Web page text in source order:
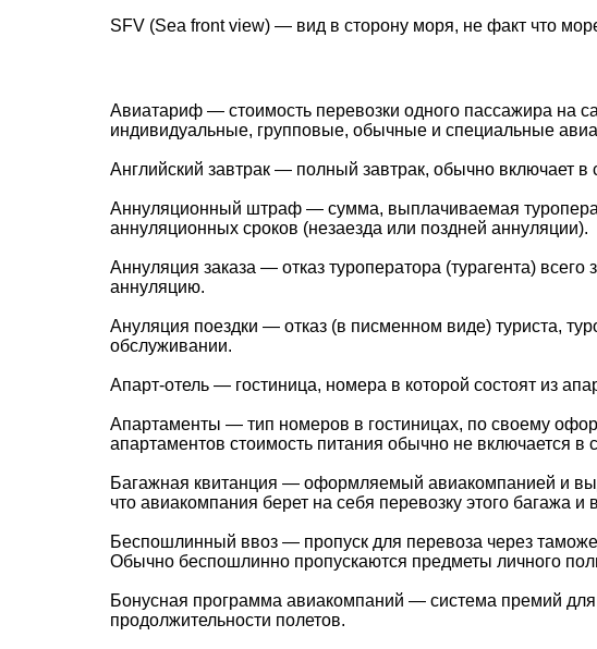
SFV (Sea front view) — вид в сторону моря, не факт что
Авиатариф — стоимость перевозки одного пассажира на
индивидуальные, групповые, обычные и специальные
Английский завтрак — полный завтрак, обычно включает
Аннуляционный штраф — сумма, выплачиваемая
аннуляционных сроков (незаезда или поздней аннуляции).
Аннуляция заказа — отказ туроператора (турагента)
аннуляцию.
Ануляция поездки — отказ (в писменном виде) туриста,
обслуживании.
Апарт-отель — гостиница, номера в которой состоят из
Апартаменты — тип номеров в гостиницах, по своему
апартаментов стоимость питания обычно не включается в
Багажная квитанция — оформляемый авиакомпанией и
что авиакомпания берет на себя перевозку этого багажа
Беспошлинный ввоз — пропуск для перевоза через
Обычно беспошлинно пропускаются предметы личного
Бонусная программа авиакомпаний — система премий для
продолжительности полетов.